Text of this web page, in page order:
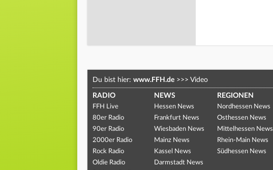
Du bist hier: www.FFH.de >>> Video
RADIO
FFH Live
80er Radio
90er Radio
2000er Radio
Rock Radio
Oldie Radio
NEWS
Hessen News
Frankfurt News
Wiesbaden News
Mainz News
Kassel News
Darmstadt News
REGIONEN
Nordhessen News
Osthessen News
Mittelhessen News
Rhein-Main News
Südhessen News